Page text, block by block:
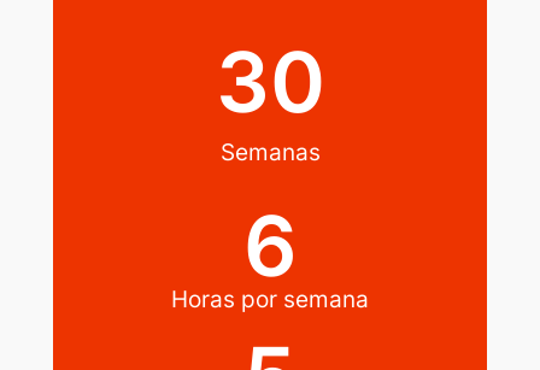
Semanas​
30
Horas por semana
6